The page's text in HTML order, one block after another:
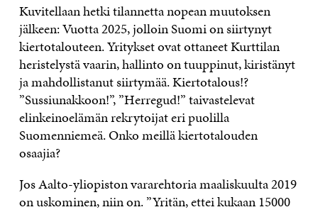
Kuvitellaan hetki tilannetta nopean muutoksen
jälkeen: Vuotta 2025, jolloin Suomi on siirtynyt
kiertotalouteen. Yritykset ovat ottaneet Kurttilan
heristelystä vaarin, hallinto on tuuppinut, kiristänyt
ja mahdollistanut siirtymää. Kiertotalous!?
”Sussiunakkoon!”, ”Herregud!” taivastelevat
elinkeinoelämän rekrytoijat eri puolilla
Suomenniemeä. Onko meillä kiertotalouden
osaajia?
Jos Aalto-yliopiston vararehtoria maaliskuulta 2019
on uskominen, niin on. ”Yritän, ettei kukaan 15000